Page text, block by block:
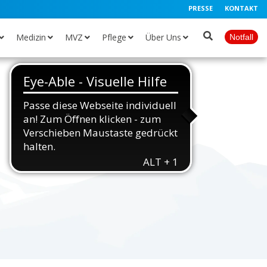
PRESSE KONTAKT
Notfall
Medizin MVZ Pflege Über Uns